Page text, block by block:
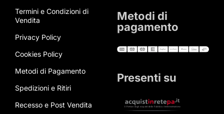
Termini e Condizioni di
Vendita
Privacy Policy
Cookies Policy
Metodi di Pagamento
Spedizioni e Ritiri
Recesso e Post Vendita
Metodi di
pagamento
Presenti su